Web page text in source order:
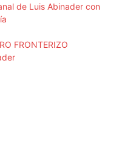
de Luis Abinader con
FRONTERIZO